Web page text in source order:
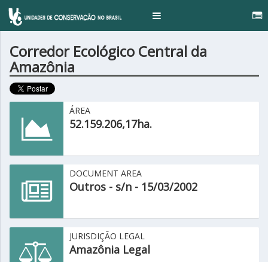
Toggle
Corredor Ecológico Central da
Amazônia
ÁREA
52.159.206,17ha.
DOCUMENT AREA
Outros - s/n - 15/03/2002
JURISDIÇÃO LEGAL
Amazônia Legal